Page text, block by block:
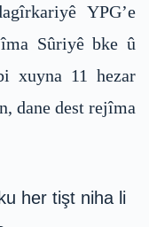
YPG’e
Sûriyê bke û
xuyna 11 hezar
dane dest rejîma
her tişt niha li